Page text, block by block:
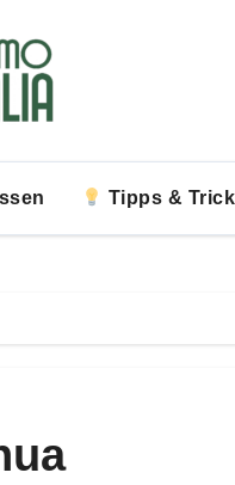
Tipps &